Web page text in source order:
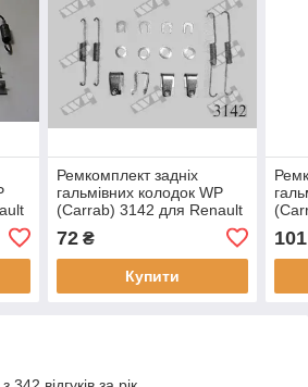
Ремкомплект задніх
гальмівних колодок WP
(Carrab) 3142 для Renault
R12, R15, R17, крос-код за
Quick Brake 557
72₴
Купити
код
101